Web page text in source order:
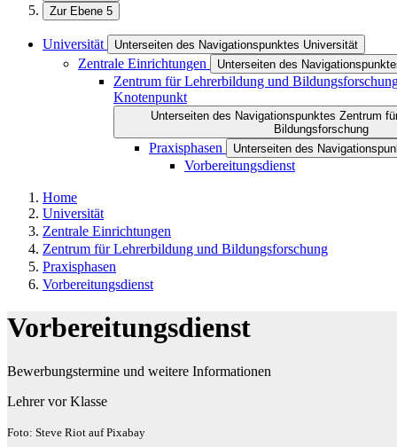
Zur Ebene 5
Universität Unterseiten des Navigationspunktes Universität
Zentrale Einrichtungen Unterseiten des
Zentrum für Lehrerbildung und
Knotenpunkt
Unterseiten des Navigationspunktes Zentrum
Bildungsforschung
Praxisphasen Unterseiten des
Vorbereitungsdienst
Home
Universität
Zentrale Einrichtungen
Zentrum für Lehrerbildung und Bildungsforschung
Praxisphasen
Vorbereitungsdienst
Vorbereitungsdienst
Bewerbungstermine und weitere Informationen
Lehrer vor Klasse
Foto: Steve Riot auf Pixabay